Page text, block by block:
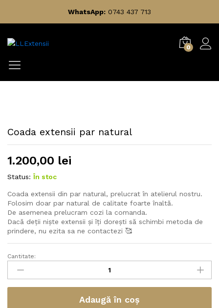
WhatsApp: 0743 437 713
0
Coada extensii par natural
1.200,00 lei
Status: În stoc
Coada extensii din par natural, prelucrat în atelierul nostru.
Folosim doar par natural de calitate foarte înaltă.
De asemenea prelucram cozi la comanda.
Dacă deții niște extensii și îți dorești să schimbi metoda de
prindere, nu ezita sa ne contactezi 🥰
Cantitate:
Adaugă în coș